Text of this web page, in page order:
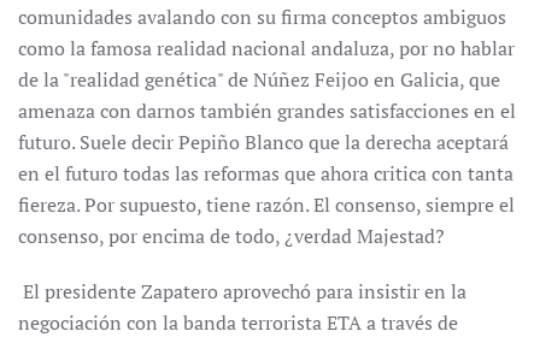
comunidades avalando con su firma conceptos ambiguos
como la famosa realidad nacional andaluza, por no hablar
de la "realidad genética" de Núñez Feijoo en Galicia, que
amenaza con darnos también grandes satisfacciones en el
futuro. Suele decir Pepiño Blanco que la derecha aceptará
en el futuro todas las reformas que ahora critica con tanta
fiereza. Por supuesto, tiene razón. El consenso, siempre el
consenso, por encima de todo, ¿verdad Majestad?
El presidente Zapatero aprovechó para insistir en la
negociación con la banda terrorista ETA a través de